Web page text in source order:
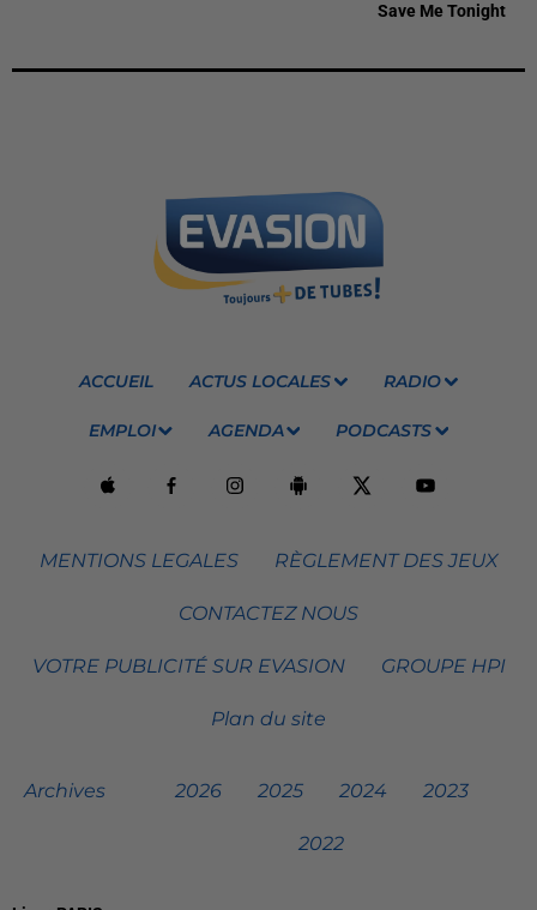
Save Me Tonight
ACCUEIL ACTUS LOCALES RADIO
EMPLOI AGENDA PODCASTS
MENTIONS LEGALES RÈGLEMENT DES JEUX
CONTACTEZ NOUS
VOTRE PUBLICITÉ SUR EVASION GROUPE HPI
Plan du site
Archives 2026 2025 2024 2023
2022